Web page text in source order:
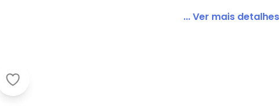
Milon - Camiseta Infantil Menino Listrada Marinho
... Ver mais detalhes